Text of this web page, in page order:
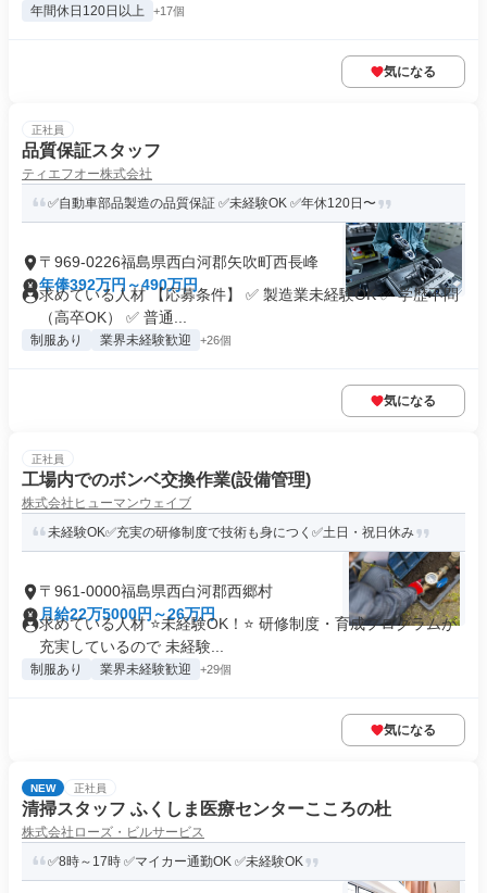
年間休日120日以上 +17個
気になる
正社員
品質保証スタッフ
ティエフオー株式会社
✅自動車部品製造の品質保証 ✅未経験OK ✅年休120日〜
〒969-0226福島県西白河郡矢吹町西長峰
年俸392万円～490万円
求めている人材 【応募条件】 ✅ 製造業未経験OK ✅ 学歴不問
（高卒OK） ✅ 普通...
制服あり 業界未経験歓迎 +26個
気になる
正社員
工場内でのボンベ交換作業(設備管理)
株式会社ヒューマンウェイブ
未経験OK✅充実の研修制度で技術も身につく✅土日・祝日休み
〒961-0000福島県西白河郡西郷村
月給22万5000円～26万円
求めている人材 ⭐未経験OK！⭐ 研修制度・育成プログラムが
充実しているので 未経験...
制服あり 業界未経験歓迎 +29個
気になる
NEW 正社員
清掃スタッフ ふくしま医療センターこころの杜
株式会社ローズ・ビルサービス
✅8時～17時 ✅マイカー通勤OK ✅未経験OK